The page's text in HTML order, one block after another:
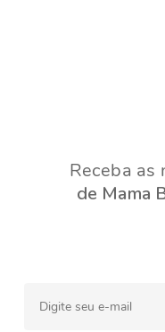
Receba as
de Mama